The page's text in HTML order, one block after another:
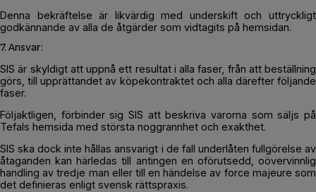
Denna bekräftelse är likvärdig med underskift och uttryckligt
godkännande av alla de åtgärder som vidtagits på hemsidan.
7. Ansvar:
SIS är skyldigt att uppnå ett resultat i alla faser, från att beställning
görs, till upprättandet av köpekontraktet och alla därefter följande
faser.
Följaktligen, förbinder sig SIS att beskriva varorna som säljs på
Tefals hemsida med största noggrannhet och exakthet.
SIS ska dock inte hållas ansvarigt i de fall underlåten fullgörelse av
åtaganden kan härledas till antingen en oförutsedd, oövervinnlig
handling av tredje man eller till en händelse av force majeure som
det definieras enligt svensk rättspraxis.